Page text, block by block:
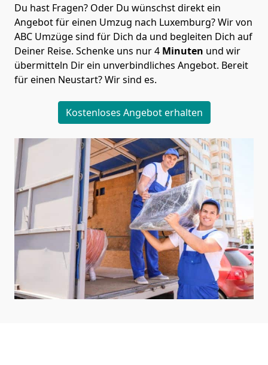
Du hast Fragen? Oder Du wünschst direkt ein
Angebot für einen Umzug nach Luxemburg? Wir von
ABC Umzügesind für Dich da und begleiten Dich auf
Deiner Reise. Schenke uns nur4 Minuten und wir
übermitteln Dir ein unverbindliches Angebot. Bereit
für einen Neustart? Wir sind es.
Kostenloses Angebot erhalten